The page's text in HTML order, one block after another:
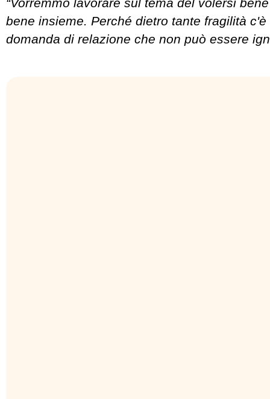
“Vorremmo lavorare sul tema del volersi
bene insieme. Perché dietro tante fragilità
domanda di relazione che non può essere